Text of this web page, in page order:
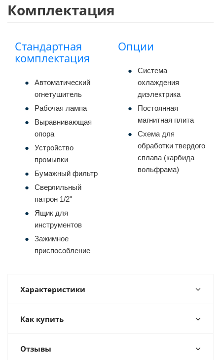
Комплектация
Стандартная
комплектация
Автоматический
огнетушитель
Рабочая лампа
Выравнивающая
опора
Устройство
промывки
Бумажный фильтр
Сверлильный
патрон 1/2"
Ящик для
инструментов
Зажимное
приспособление
Опции
Система
охлаждения
диэлектрика
Постоянная
магнитная плита
Схема для
обработки твердого
сплава (карбида
вольфрама)
Характеристики
Как купить
Отзывы